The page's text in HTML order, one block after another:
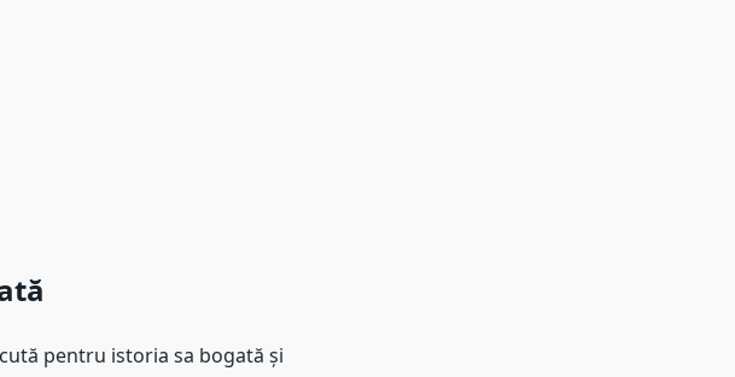
pentru istoria sa bogată și